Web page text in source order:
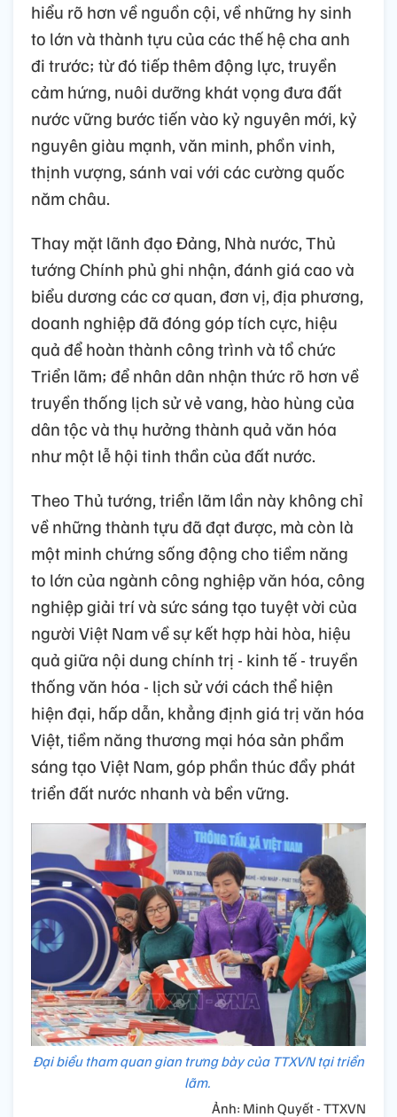
hiểu rõ hơn về nguồn cội, về những hy sinh
to lớn và thành tựu của các thế hệ cha anh
đi trước; từ đó tiếp thêm động lực, truyền
cảm hứng, nuôi dưỡng khát vọng đưa đất
nước vững bước tiến vào kỷ nguyên mới, kỷ
nguyên giàu mạnh, văn minh, phồn vinh,
thịnh vượng, sánh vai với các cường quốc
năm châu.
Thay mặt lãnh đạo Đảng, Nhà nước, Thủ
tướng Chính phủ ghi nhận, đánh giá cao và
biểu dương các cơ quan, đơn vị, địa phương,
doanh nghiệp đã đóng góp tích cực, hiệu
quả để hoàn thành công trình và tổ chức
Triển lãm; để nhân dân nhận thức rõ hơn về
truyền thống lịch sử vẻ vang, hào hùng của
dân tộc và thụ hưởng thành quả văn hóa
như một lễ hội tinh thần của đất nước.
Theo Thủ tướng, triển lãm lần này không chỉ
về những thành tựu đã đạt được, mà còn là
một minh chứng sống động cho tiềm năng
to lớn của ngành công nghiệp văn hóa, công
nghiệp giải trí và sức sáng tạo tuyệt vời của
người Việt Nam về sự kết hợp hài hòa, hiệu
quả giữa nội dung chính trị - kinh tế - truyền
thống văn hóa - lịch sử với cách thể hiện
hiện đại, hấp dẫn, khẳng định giá trị văn hóa
Việt, tiềm năng thương mại hóa sản phẩm
sáng tạo Việt Nam, góp phần thúc đẩy phát
triển đất nước nhanh và bền vững.
Đại biểu tham quan gian trưng bày của TTXVN tại triển
lãm.
Ảnh: Minh Quyết - TTXVN